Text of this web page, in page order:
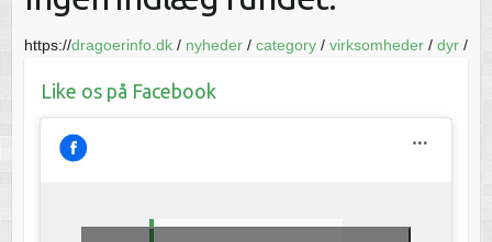
https://dragoerinfo.dk/ nyheder/ category/ virksomheder/ dyr/
Like os på Facebook